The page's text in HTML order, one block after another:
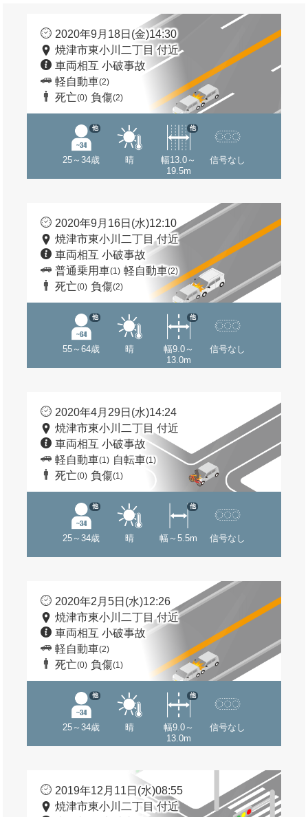
2020年9月18日(金)14:30
焼津市東小川二丁目 付近
車両相互 小破事故
軽自動車(2)
死亡(0) 負傷(2)
25～34歳
他
晴
幅13.0～
19.5m
他
信号なし
2020年9月16日(水)12:10
焼津市東小川二丁目 付近
車両相互 小破事故
普通乗用車(1) 軽自動車(2)
死亡(0) 負傷(2)
55～64歳
他
晴
幅9.0～
13.0m
他
信号なし
2020年4月29日(水)14:24
焼津市東小川二丁目 付近
車両相互 小破事故
軽自動車(1) 自転車(1)
死亡(0) 負傷(1)
25～34歳
他
晴 幅～5.5m
他
信号なし
2020年2月5日(水)12:26
焼津市東小川二丁目 付近
車両相互 小破事故
軽自動車(2)
死亡(0) 負傷(1)
25～34歳
他
晴
幅9.0～
13.0m
他
信号なし
2019年12月11日(水)08:55
焼津市東小川二丁目 付近